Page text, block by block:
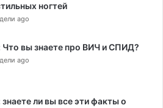
ногтей
ago
Что вы знаете про ВИЧ и СПИД?
ago
знаете ли вы все эти факты о